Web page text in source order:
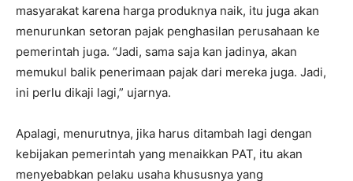
masyarakat karena harga produknya naik, itu juga akan
menurunkan setoran pajak penghasilan perusahaan ke
pemerintah juga. “Jadi, sama saja kan jadinya, akan
memukul balik penerimaan pajak dari mereka juga. Jadi,
ini perlu dikaji lagi,” ujarnya.
Apalagi, menurutnya, jika harus ditambah lagi dengan
kebijakan pemerintah yang menaikkan PAT, itu akan
menyebabkan pelaku usaha khususnya yang